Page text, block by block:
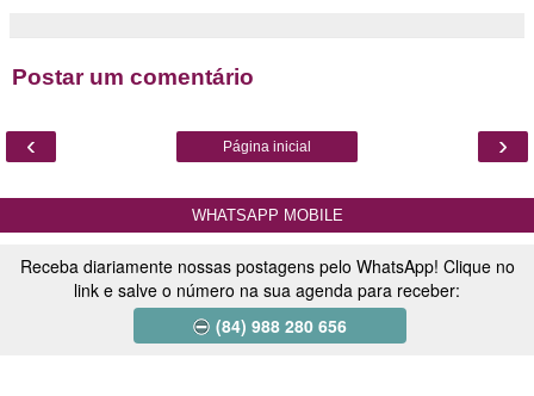
Postar um comentário
‹ ›
Página inicial
WHATSAPP MOBILE
Receba diariamente nossas postagens pelo WhatsApp! Clique no
link e salve o número na sua agenda para receber:
(84) 988 280 656